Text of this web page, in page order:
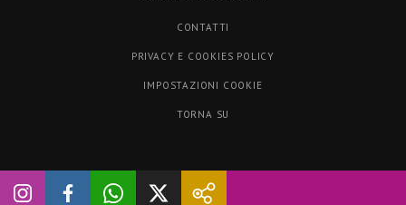
CONTATTI
PRIVACY E COOKIES POLICY
IMPOSTAZIONI COOKIE
TORNA SU